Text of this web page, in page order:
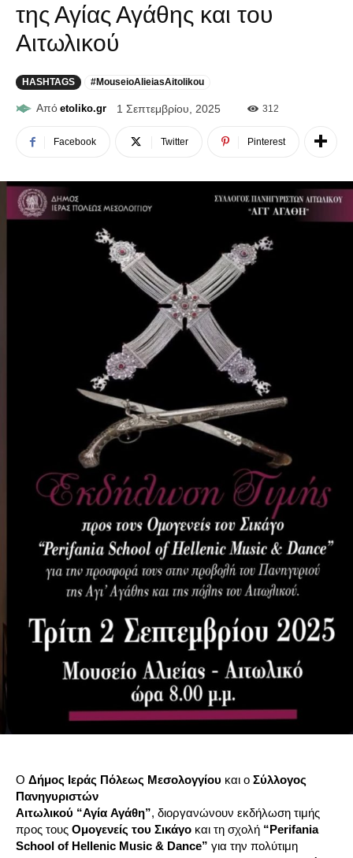
της Αγίας Αγάθης και του
Αιτωλικού
HASHTAGS #MouseioAlieiasAitolikou
Από etoliko.gr 1 Σεπτεμβρίου, 2025 312
Facebook Twitter Pinterest
Ο Δήμος Ιεράς Πόλεως Μεσολογγίου και ο Σύλλογος
Πανηγυριστών
Αιτωλικού “Αγία Αγάθη”, διοργανώνουν εκδήλωση τιμής
προς τους Ομογενείς του Σικάγο και τη σχολή “Perifania
School of Hellenic Music & Dance” για την πολύτιμη